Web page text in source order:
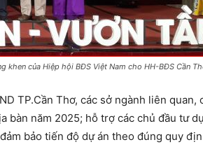
khen của Hiệp hội BĐS Việt Nam cho HH-BĐS Cần
TP.Cần Thơ, các sở ngành liên quan,
bàn năm 2025; hỗ trợ các chủ đầu tư
bảo tiến độ dự án theo đúng quy